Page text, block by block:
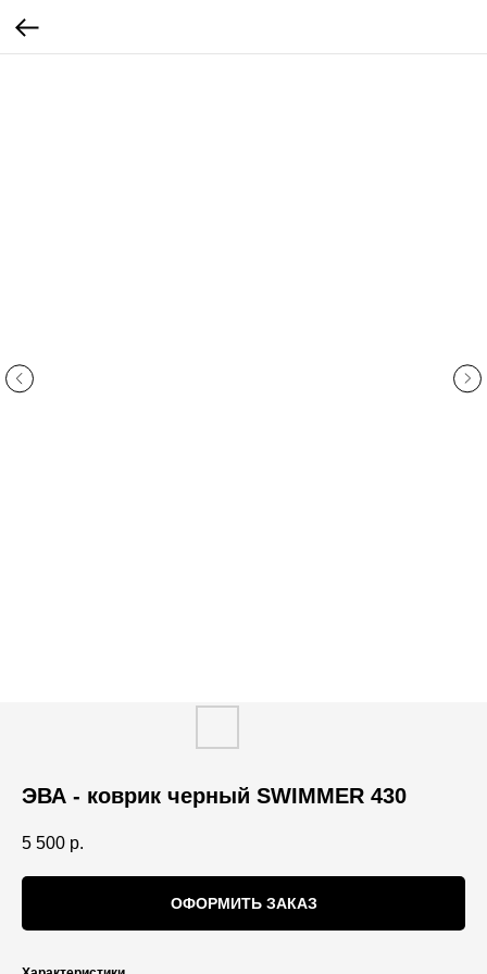
ЭВА - коврик черный SWIMMER 430
5 500 р.
ОФОРМИТЬ ЗАКАЗ